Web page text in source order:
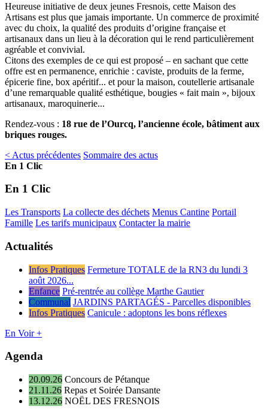
Heureuse initiative de deux jeunes Fresnois, cette Maison des
Artisans est plus que jamais importante. Un commerce de proximité
avec du choix, la qualité des produits d’origine française et
artisanaux dans un lieu à la décoration qui le rend particulièrement
agréable et convivial.
Citons des exemples de ce qui est proposé – en sachant que cette
offre est en permanence, enrichie : caviste, produits de la ferme,
épicerie fine, box apéritif... et pour la maison, coutellerie artisanale
d’une remarquable qualité esthétique, bougies « fait main », bijoux
artisanaux, maroquinerie...
Rendez-vous : 18 rue de l’Ourcq, l’ancienne école, bâtiment aux
briques rouges.
< Actus précédentes Sommaire des actus
En 1 Clic
En 1 Clic
Les Transports La collecte des déchets Menus Cantine Portail
Famille Les tarifs municipaux Contacter la mairie
Actualités
Infos Pratiques Fermeture TOTALE de la RN3 du lundi 3
août 2026...
Enfance Pré-rentrée au collège Marthe Gautier
Communal JARDINS PARTAGÉS - Parcelles disponibles
Infos Pratiques Canicule : adoptons les bons réflexes
En Voir +
Agenda
20.09.26 Concours de Pétanque
21.11.26 Repas et Soirée Dansante
13.12.26 NOËL DES FRESNOIS